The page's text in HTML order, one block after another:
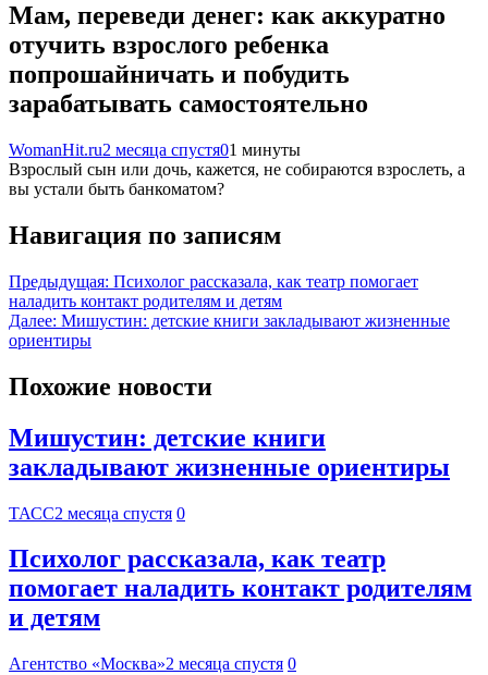
Мам, переведи денег: как аккуратно
отучить взрослого ребенка
попрошайничать и побудить
зарабатывать самостоятельно
WomanHit.ru2 месяца спустя01 минуты
Взрослый сын или дочь, кажется, не собираются взрослеть, а
вы устали быть банкоматом?
Навигация по записям
Предыдущая: Психолог рассказала, как театр помогает
наладить контакт родителям и детям
Далее: Мишустин: детские книги закладывают жизненные
ориентиры
Похожие новости
Мишустин: детские книги
закладывают жизненные ориентиры
ТАСС2 месяца спустя 0
Психолог рассказала, как театр
помогает наладить контакт родителям
и детям
Агентство «Москва»2 месяца спустя 0